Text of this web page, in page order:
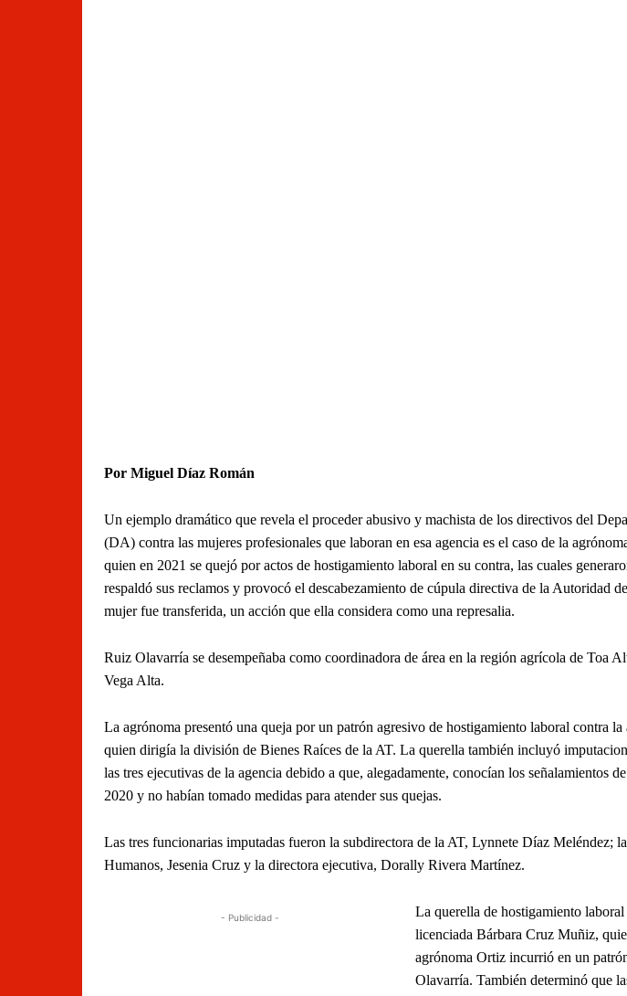
Por Miguel Díaz Román
Un ejemplo dramático que revela el proceder abusivo y machista de los directivos del
(DA) contra las mujeres profesionales que laboran en esa agencia es el caso de la
quien en 2021 se quejó por actos de hostigamiento laboral en su contra, las cuales
respaldó sus reclamos y provocó el descabezamiento de cúpula directiva de la Autoridad
mujer fue transferida, un acción que ella considera como una represalia.
Ruiz Olavarría se desempeñaba como coordinadora de área en la región agrícola de Toa
Vega Alta.
La agrónoma presentó una queja por un patrón agresivo de hostigamiento laboral contra
quien dirigía la división de Bienes Raíces de la AT. La querella también incluyó
las tres ejecutivas de la agencia debido a que, alegadamente, conocían los señalamientos
2020 y no habían tomado medidas para atender sus quejas.
Las tres funcionarias imputadas fueron la subdirectora de la AT, Lynnete Díaz Meléndez;
Humanos, Jesenia Cruz y la directora ejecutiva, Dorally Rivera Martínez.
- Publicidad -
La querella de hostigamiento
licenciada Bárbara Cruz Muñiz,
agrónoma Ortiz incurrió en un
Olavarría. También determinó que